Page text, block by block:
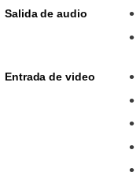
Salida de audio
Entrada de video